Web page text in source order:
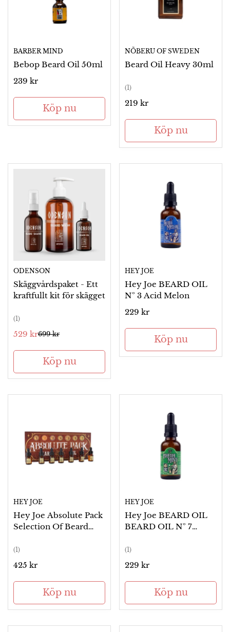
BARBER MIND
Bebop Beard Oil 50ml
Ordinarie
239 kr
Köp nu
NÕBERU OF SWEDEN
Beard Oil Heavy 30ml
(1)
Ordinarie
219 kr
Köp nu
ODENSON
Skäggvårdspaket - Ett
kraftfullt kit för skägget
(1)
Försäljningspris
529 kr
Ordinarie
699 kr
Köp nu
HEY JOE
Hey Joe BEARD OIL
Nº 3 Acid Melon
Ordinarie
229 kr
Köp nu
HEY JOE
Hey Joe Absolute Pack
Selection Of Beard
(1)
Ordinarie
425 kr
Köp nu
HEY JOE
Hey Joe BEARD OIL
BEARD OIL Nº 7
(1)
Ordinarie
229 kr
Köp nu